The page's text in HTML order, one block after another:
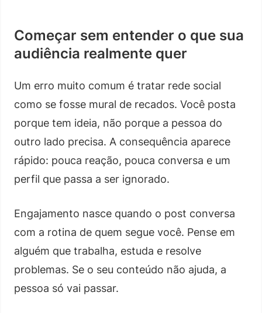
Começar sem entender o que sua
audiência realmente quer
Um erro muito comum é tratar rede social
como se fosse mural de recados. Você posta
porque tem ideia, não porque a pessoa do
outro lado precisa. A consequência aparece
rápido: pouca reação, pouca conversa e um
perfil que passa a ser ignorado.
Engajamento nasce quando o post conversa
com a rotina de quem segue você. Pense em
alguém que trabalha, estuda e resolve
problemas. Se o seu conteúdo não ajuda, a
pessoa só vai passar.